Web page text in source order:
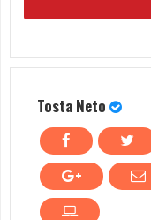
Tosta Neto